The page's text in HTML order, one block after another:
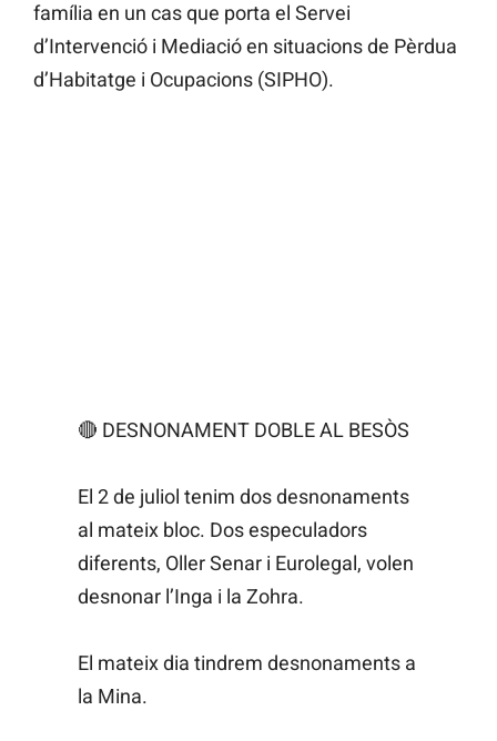
família en un cas que porta el Servei
d’Intervenció i Mediació en situacions de Pèrdua
d’Habitatge i Ocupacions (SIPHO).
🔴 DESNONAMENT DOBLE AL BESÒS
El 2 de juliol tenim dos desnonaments
al mateix bloc. Dos especuladors
diferents, Oller Senar i Eurolegal, volen
desnonar l’Inga i la Zohra.
El mateix dia tindrem desnonaments a
la Mina.